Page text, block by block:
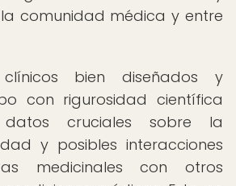
comunidad médica y entre
bien diseñados y
con rigurosidad científica
datos cruciales sobre la
y posibles interacciones
medicinales con otros